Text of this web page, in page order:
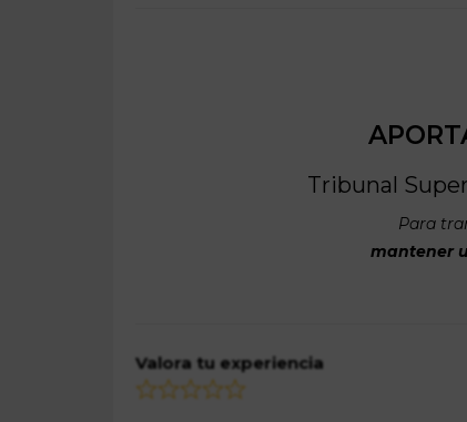
Tribunal
Para
mantener
Valora tu experiencia